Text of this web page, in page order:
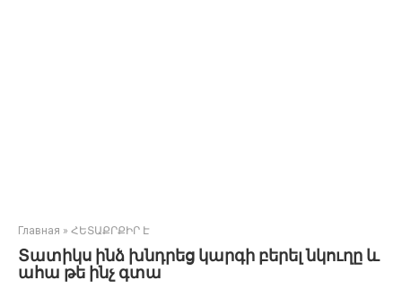
Главная » ՀԵՏԱՔՐՔԻՐ Է
Տատիկս ինձ խնդրեց կարգի բերել նկուղը և
ահա թե ինչ գտա